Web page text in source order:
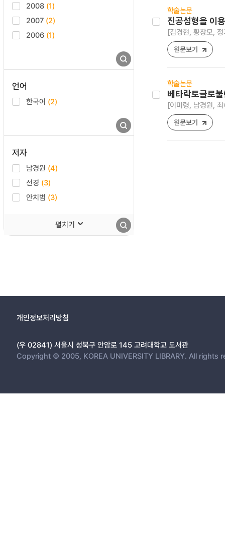
2008 (1)
2007 (2)
2006 (1)
언어
한국어 (2)
저자
남경원 (4)
선경 (3)
안치범 (3)
펼치기
학술논문
진공성형을 이
[김경현, 황창모,
원문보기
학술논문
베타락토글로
[이미령, 남경원,
원문보기
개인정보처리방침
(우 02841) 서울시 성북구 안암로 145 고려대학교 도서관
Copyright © 2005, KOREA UNIVERSITY LIBRARY. All rights